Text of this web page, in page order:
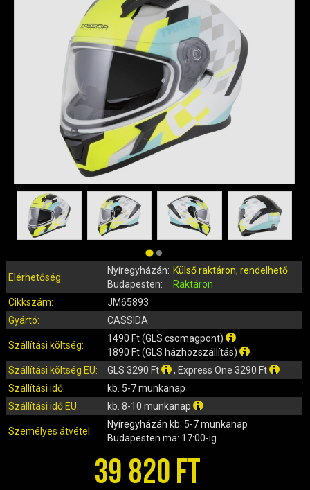
ROBBANÓMOTOROS KERÉKPÁR ALKATRÉSZEK
SIMSON ALKATRÉSZEK
AKKUMULÁTOR (ROBOGÓ, MOPED, QUAD)
BERÚGÓ ALKATRÉSZEK (ROBOGÓ, MOPED, QUAD)
BOWDENEK, SPIRÁLOK
CSAPÁGYAK, SZIMERINGEK
DOBOZOK, BOXOK, CSOMAGTARTÓK
DONGÓ MOTOR ALKATRÉSZEK
ELEKTROMOS ALKATRÉSZEK
ELEKTROMOS KERÉKPÁR ALKATRÉSZEK
FÉKRENDSZER ÉS ALKATRÉSZEI
FELNI (MOTOR, QUAD)
GUMIK, BELSŐK (ROBOGÓ, QUAD, MOPED)
GYERTYÁK, PIPÁK
IDOMOK, BURKOLATOK, ÜLÉSEK
IRÁNYJELZŐ
IZZÓ (ROBOGÓ, QUAD, MOTOR)
KARBURÁTOROK ÉS ALKATRÉSZEIK
KENŐANYAGOK, TISZTÍTÓK, ÁPOLÓK
KIEGÉSZÍTŐK
KILÓMÉTERÓRA ÉS ALKATRÉSZEI
KIPUFOGÓK ÉS TARTOZÉKAIK
KXD QUAD ÉS DIRT BIKE ALKATRÉSZEK
Elérhetőség:
Nyíregyházán: Külső raktáron, rendelhető
Budapesten:
Raktáron
Cikkszám:
JM65893
Gyártó:
CASSIDA
Szállítási költség:
1490 Ft (GLS csomagpont)
1890 Ft (GLS házhozszállítás)
Szállítási költség EU:
GLS 3290 Ft
, Express One 3290 Ft
Szállítási idő:
kb. 5-7 munkanap
Szállítási idő EU:
kb. 8-10 munkanap
Személyes átvétel:
Nyíregyházán kb. 5-7 munkanap
Budapesten ma: 17:00-ig
39 820 FT